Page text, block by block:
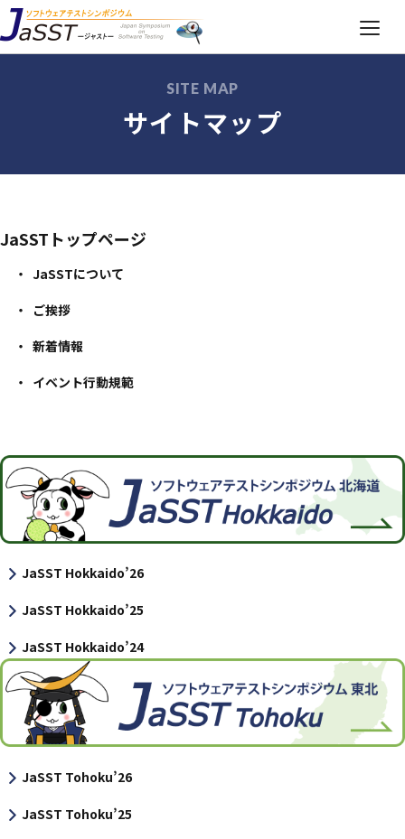
各地域のJaSST
SITE MAP
サイトマップ
JaSSTトップページ
JaSSTについて
ご挨拶
新着情報
イベント行動規範
JaSST Hokkaido’26
JaSST Hokkaido’25
JaSST Hokkaido’24
JaSST Tohoku’26
JaSST Tohoku’25